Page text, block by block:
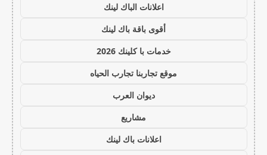
اعلانات الباك لينك
أقوى باقة باك لينك
خدمات با كلينك 2026
موقع تجاربنا تجارب الحياه
ديوان العرب
مشاريع
اعلانات باك لينك